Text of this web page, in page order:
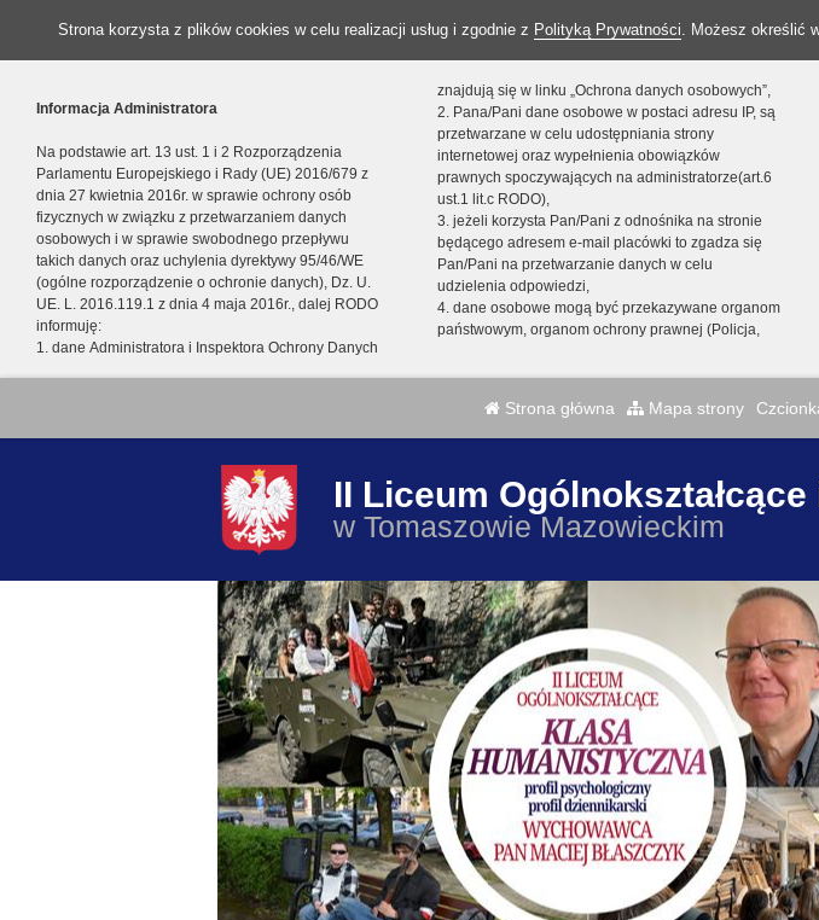
Strona korzysta z plików cookies w celu realizacji usług i zgodnie z Polityką Prywatności. Możesz określić
Informacja Administratora
Na podstawie art. 13 ust. 1 i 2 Rozporządzenia
Parlamentu Europejskiego i Rady (UE) 2016/679 z
dnia 27 kwietnia 2016r. w sprawie ochrony osób
fizycznych w związku z przetwarzaniem danych
osobowych i w sprawie swobodnego przepływu
takich danych oraz uchylenia dyrektywy 95/46/WE
(ogólne rozporządzenie o ochronie danych), Dz. U.
UE. L. 2016.119.1 z dnia 4 maja 2016r., dalej RODO
informuję:
1. dane Administratora i Inspektora Ochrony Danych
znajdują się w linku „Ochrona danych osobowych”,
2. Pana/Pani dane osobowe w postaci adresu IP, są
przetwarzane w celu udostępniania strony
internetowej oraz wypełnienia obowiązków
prawnych spoczywających na administratorze(art.6
ust.1 lit.c RODO),
3. jeżeli korzysta Pan/Pani z odnośnika na stronie
będącego adresem e-mail placówki to zgadza się
Pan/Pani na przetwarzanie danych w celu
udzielenia odpowiedzi,
4. dane osobowe mogą być przekazywane organom
państwowym, organom ochrony prawnej (Policja,
Strona główna Mapa strony
II Liceum
w Tomaszowie Mazowieckim